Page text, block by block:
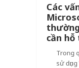
Các
cần
Trong
sử